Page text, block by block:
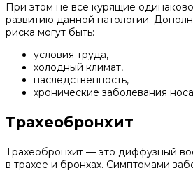
При этом не все курящие
развитию данной патологии.
риска могут быть:
условия труда,
холодный климат,
наследственность,
хронические заболевания
Трахеобронхит
Трахеобронхит — это диффузный
в трахее и бронхах. Симптомами